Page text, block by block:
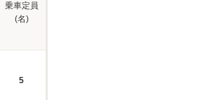
乗車定員
(名)
5